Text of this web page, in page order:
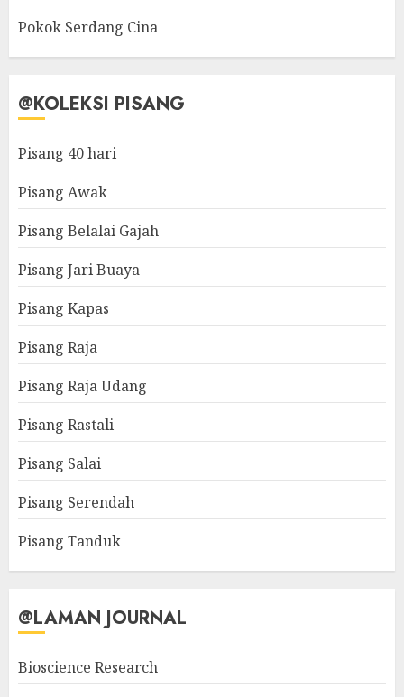
Pokok Serdang Cina
@KOLEKSI PISANG
Pisang 40 hari
Pisang Awak
Pisang Belalai Gajah
Pisang Jari Buaya
Pisang Kapas
Pisang Raja
Pisang Raja Udang
Pisang Rastali
Pisang Salai
Pisang Serendah
Pisang Tanduk
@LAMAN JOURNAL
Bioscience Research